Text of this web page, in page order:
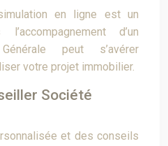
en ligne est un
d’un
peut s’avérer
votre projet immobilier.
Société
et des conseils